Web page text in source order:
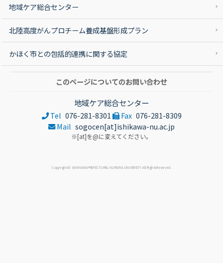
地域ケア総合センター
北陸高度がんプロチーム養成基盤形成プラン
かほく市との包括的連携に関する協定
このページについてのお問い合わせ
地域ケア総合センター
Tel 076-281-8301 Fax 076-281-8309
Mail sogocen[at]ishikawa-nu.ac.jp
※[at]を@に変えてください。
Copyrights© ISHIKAWA PREFECTURAL NURSING UNIVERSITY All Rights Reserved.